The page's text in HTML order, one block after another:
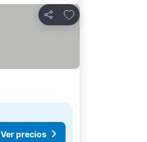
Compartir
Agregar a favoritos
Ver precios